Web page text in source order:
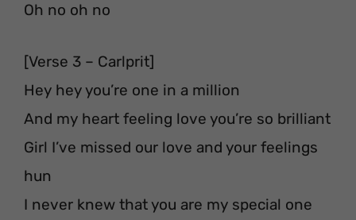
Oh no oh no
[Verse 3 – Carlprit]
Hey hey you’re one in a million
And my heart feeling love you’re so brilliant
Girl I’ve missed our love and your feelings
hun
I never knew that you are my special one